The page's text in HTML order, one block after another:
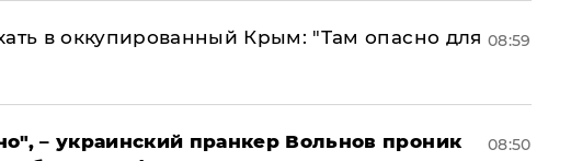
в оккупированный Крым: "Там опасно для 08:59
– украинский пранкер Вольнов проник
08:50